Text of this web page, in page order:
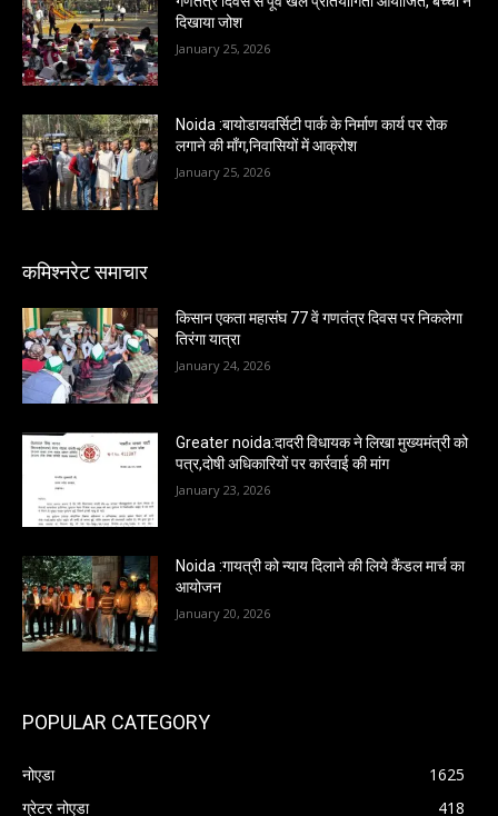
दिखाया जोश
January 25, 2026
Noida :बायोडायवर्सिटी पार्क के निर्माण कार्य पर रोक
लगाने की माँग,निवासियों में आक्रोश
January 25, 2026
कमिश्नरेट समाचार
किसान एकता महासंघ 77 वें गणतंत्र दिवस पर निकलेगा
तिरंगा यात्रा
January 24, 2026
Greater noida:दादरी विधायक ने लिखा मुख्यमंत्री को
पत्र,दोषी अधिकारियों पर कार्रवाई की मांग
January 23, 2026
Noida :गायत्री को न्याय दिलाने की लिये कैंडल मार्च का
आयोजन
January 20, 2026
POPULAR CATEGORY
नोएडा
1625
ग्रेटर नोएडा
418